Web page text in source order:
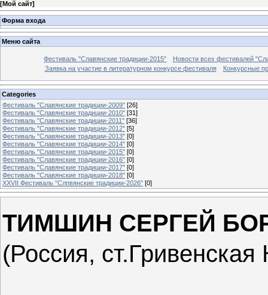
[Мой сайт]
Форма входа
Меню сайта
Фестиваль "Славянские традиции-2015"
Новости всех фестивалей
Заявка на участие в литературном конкурсе фестиваля
Конкурсные
Categories
Фестиваль "Славянские традиции-2009" [26]
Фестиваль "Славянские традиции-2010" [31]
Фестиваль "Славянские традиции-2011" [36]
Фестиваль "Славянские традиции-2012" [5]
Фестиваль "Славянские традиции-2013" [0]
Фестиваль "Славянские традиции-2014" [0]
Фестиваль "Славянские традиции-2015" [0]
Фестиваль "Славянские традиции-2016" [0]
Фестиваль "Славянские традиции-2017" [0]
Фестиваль "Славянские традиции-2018" [0]
XXVII Фестиваль "Слпвянские традиции-2026" [0]
ТИМШИН СЕРГЕЙ
(Россия, ст.Гривенская